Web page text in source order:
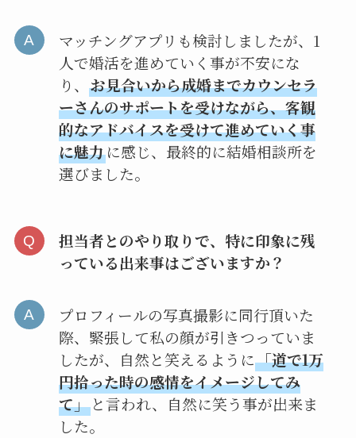
マッチングアプリも検討しましたが、1
人で婚活を進めていく事が不安にな
り、お見合いから成婚までカウンセラ
ーさんのサポートを受けながら、客観
的なアドバイスを受けて進めていく事
に魅力に感じ、最終的に結婚相談所を
選びました。
担当者とのやり取りで、特に印象に残
っている出来事はございますか？
プロフィールの写真撮影に同行頂いた
際、緊張して私の顔が引きつっていま
したが、自然と笑えるように「道で1万
円拾った時の感情をイメージしてみ
て」 と言われ、自然に笑う事が出来ま
した。